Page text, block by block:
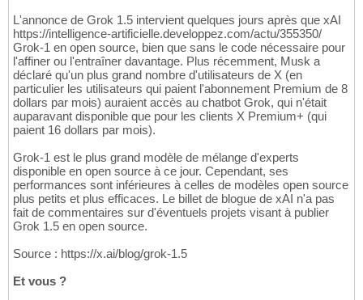
L'annonce de Grok 1.5 intervient quelques jours après que xAI
https://intelligence-artificielle.developpez.com/actu/355350/
Grok-1 en open source, bien que sans le code nécessaire pour
l'affiner ou l'entraîner davantage. Plus récemment, Musk a
déclaré qu'un plus grand nombre d'utilisateurs de X (en
particulier les utilisateurs qui paient l'abonnement Premium de 8
dollars par mois) auraient accès au chatbot Grok, qui n'était
auparavant disponible que pour les clients X Premium+ (qui
paient 16 dollars par mois).
Grok-1 est le plus grand modèle de mélange d'experts
disponible en open source à ce jour. Cependant, ses
performances sont inférieures à celles de modèles open source
plus petits et plus efficaces. Le billet de blogue de xAI n'a pas
fait de commentaires sur d'éventuels projets visant à publier
Grok 1.5 en open source.
Source : https://x.ai/blog/grok-1.5
Et vous ?